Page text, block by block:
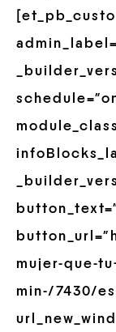
mujer-que-
min-/7430/